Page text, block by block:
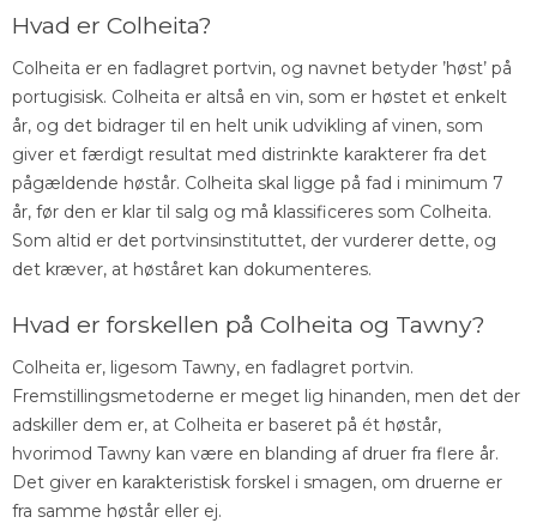
Hvad er Colheita?
Colheita er en fadlagret portvin, og navnet betyder ’høst’ på
portugisisk. Colheita er altså en vin, som er høstet et enkelt
år, og det bidrager til en helt unik udvikling af vinen, som
giver et færdigt resultat med distrinkte karakterer fra det
pågældende høstår. Colheita skal ligge på fad i minimum 7
år, før den er klar til salg og må klassificeres som Colheita.
Som altid er det portvinsinstituttet, der vurderer dette, og
det kræver, at høståret kan dokumenteres.
Hvad er forskellen på Colheita og Tawny?
Colheita er, ligesom Tawny, en fadlagret portvin.
Fremstillingsmetoderne er meget lig hinanden, men det der
adskiller dem er, at Colheita er baseret på ét høstår,
hvorimod Tawny kan være en blanding af druer fra flere år.
Det giver en karakteristisk forskel i smagen, om druerne er
fra samme høstår eller ej.